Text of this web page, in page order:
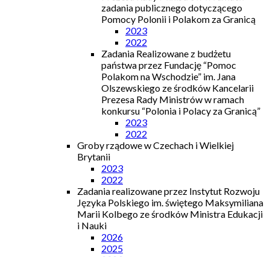
zadania publicznego dotyczącego
Pomocy Polonii i Polakom za Granicą
2023
2022
Zadania Realizowane z budżetu
państwa przez Fundację “Pomoc
Polakom na Wschodzie” im. Jana
Olszewskiego ze środków Kancelarii
Prezesa Rady Ministrów w ramach
konkursu “Polonia i Polacy za Granicą”
2023
2022
Groby rządowe w Czechach i Wielkiej
Brytanii
2023
2022
Zadania realizowane przez Instytut Rozwoju
Języka Polskiego im. świętego Maksymiliana
Marii Kolbego ze środków Ministra Edukacji
i Nauki
2026
2025